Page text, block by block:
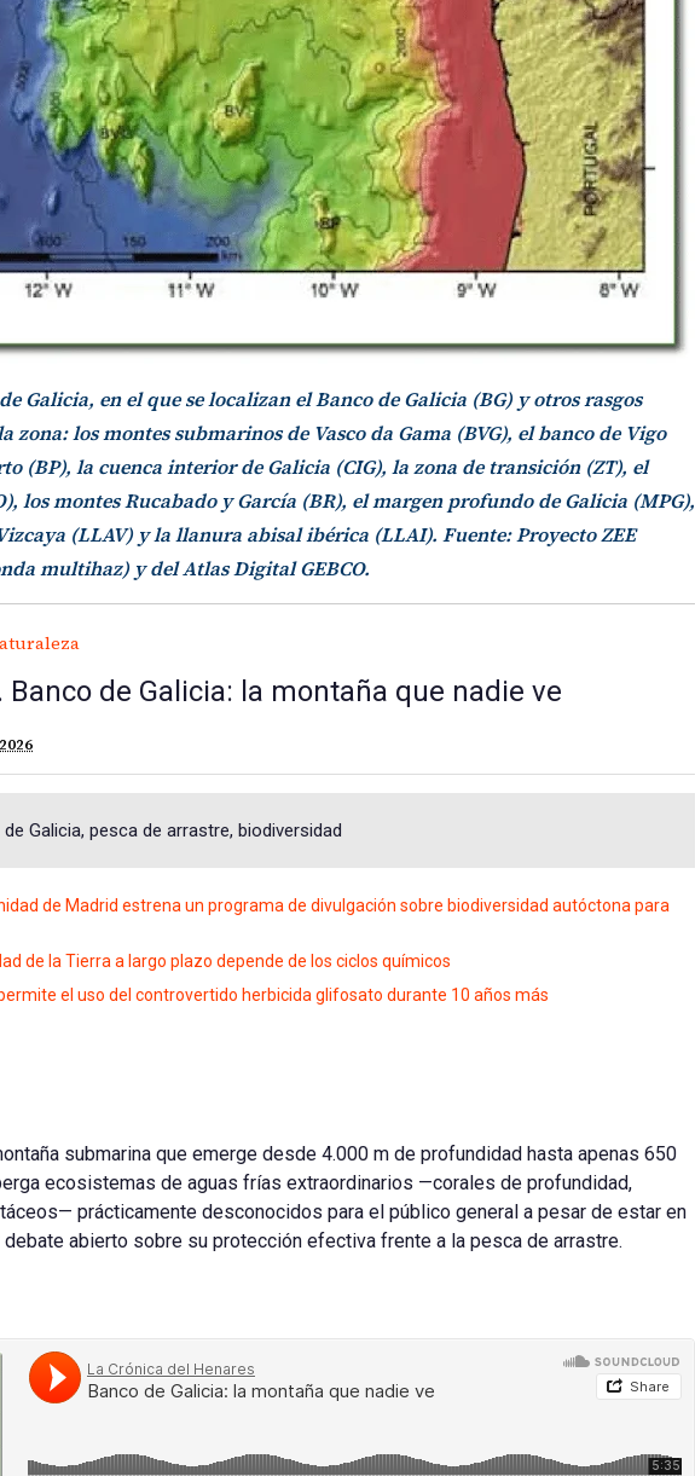
Galicia, en el que se localizan el Banco de Galicia (BG) y otros rasgos
zona: los montes submarinos de Vasco da Gama (BVG), el banco de Vigo
(BP), la cuenca interior de Galicia (CIG), la zona de transición (ZT), el
los montes Rucabado y García (BR), el margen profundo de Galicia (MPG),
(LLAV) y la llanura abisal ibérica (LLAI). Fuente: Proyecto ZEE
multihaz) y del Atlas Digital GEBCO.
Banco de Galicia: la montaña que nadie ve
Galicia, pesca de arrastre, biodiversidad
de Madrid estrena un programa de divulgación sobre biodiversidad autóctona para
de la Tierra a largo plazo depende de los ciclos químicos
permite el uso del controvertido herbicida glifosato durante 10 años más
submarina que emerge desde 4.000 m de profundidad hasta apenas 650
ecosistemas de aguas frías extraordinarios —corales de profundidad,
prácticamente desconocidos para el público general a pesar de estar en
debate abierto sobre su protección efectiva frente a la pesca de arrastre.